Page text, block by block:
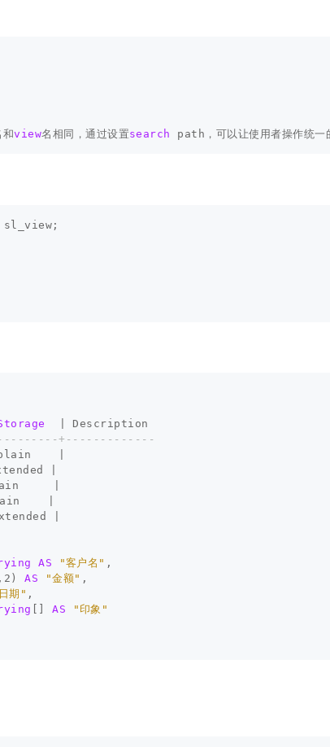
和view名相同，通过设置search path ，可以让使用者操作统一
sl_view ;
Description
+-------------
AS "客户名" ,
, 2 ) AS "金额" ,
期" ,
AS
"印象"